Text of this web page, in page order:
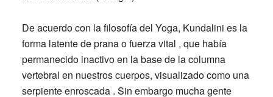
De acuerdo con la filosofía del Yoga, Kundalini es la
forma latente de prana o fuerza vital , que había
permanecido inactivo en la base de la columna
vertebral en nuestros cuerpos, visualizado como una
serpiente enroscada . Sin embargo mucha gente